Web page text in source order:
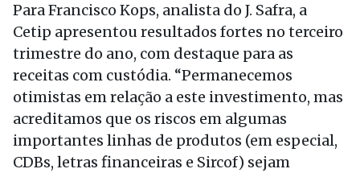
Para Francisco Kops, analista do J. Safra, a
Cetip apresentou resultados fortes no terceiro
trimestre do ano, com destaque para as
receitas com custódia. “Permanecemos
otimistas em relação a este investimento, mas
acreditamos que os riscos em algumas
importantes linhas de produtos (em especial,
CDBs, letras financeiras e Sircof) sejam